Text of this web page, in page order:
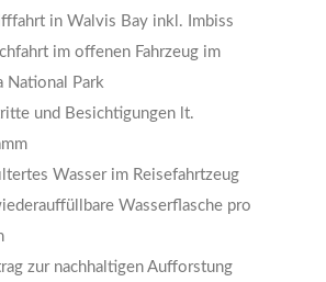
in Walvis Bay inkl. Imbiss
im offenen Fahrzeug im
National Park
und Besichtigungen lt.
Wasser im Reisefahrtzeug
Wasserflasche pro
zur nachhaltigen Aufforstung